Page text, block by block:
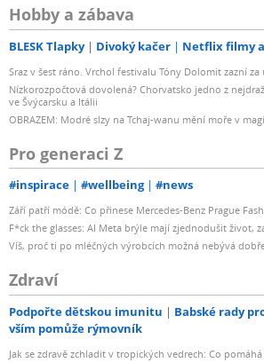
Hobby a zábava
BLESK Tlapky Divoký kačer Netflix filmy
Sraz v šest ráno. Vrchol festivalu Tóny Dolomit zazní za
Nízkorozpočtová dovolená? Chorvatsko jedno z
ve Švýcarsku a Itálii
OBRAZEM: Modré slzy na Tchaj-wanu mění moře v
Pro generaci Z
#inspirace #wellbeing #news
Září patří módě: Co přinese Mercedes-Benz Prague
F*ck the glasses: AI Meta brýle mají zjednodušit život,
Víš, proč ti po mléčných výrobcích možná nebývá
Zdraví
Podpořte dětskou imunitu Babské rady
vším pomůže rýmovník
Jak se zdravě zchladit v tropických vedrech: Co